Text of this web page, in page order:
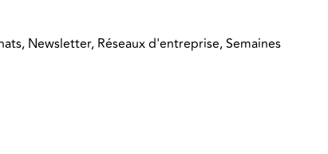
Newsletter, Réseaux d'entreprise, Semaines